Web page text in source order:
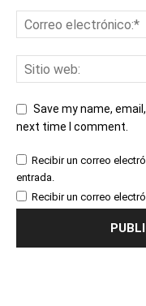
Save my name,
next time I comment.
Recibir un correo
entrada.
Recibir un correo